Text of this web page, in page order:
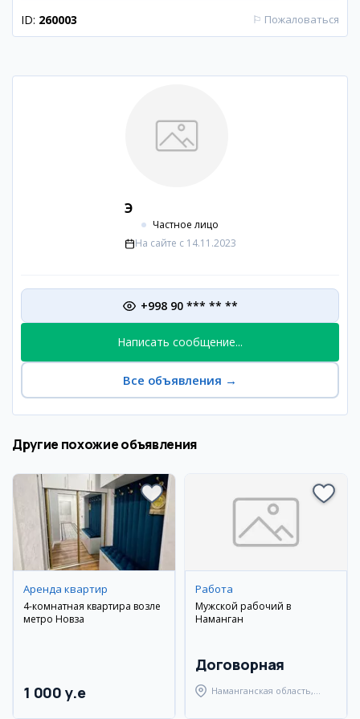
ID: 260003 ⚐ Пожаловаться
Э
Частное лицо
На сайте с 14.11.2023
+998 90 *** ** **
Написать сообщение...
Все объявления →
Другие похожие объявления
Аренда квартир
4-комнатная квартира возле
метро Новза
1 000 y.e
Работа
Мужской рабочий в
Наманган
Договорная
Наманганская область,